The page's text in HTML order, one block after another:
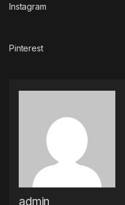
Instagram
Pinterest
admin